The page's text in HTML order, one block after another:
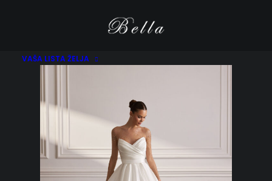
VAŠA LISTA ŽELJA